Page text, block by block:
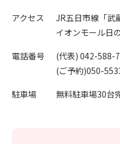
アクセス
JR五日市線「武
イオンモール日
電話番号
(代表) 042-588-
(ご予約)050-
駐車場
無料駐車場30台